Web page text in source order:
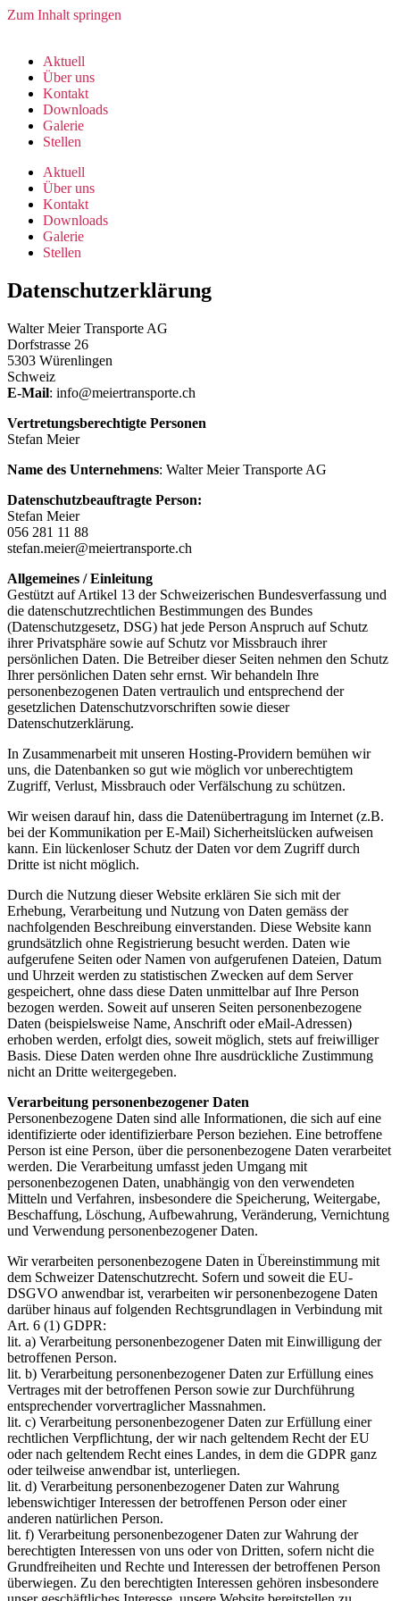
Zum Inhalt springen
Aktuell
Über uns
Kontakt
Downloads
Galerie
Stellen
Aktuell
Über uns
Kontakt
Downloads
Galerie
Stellen
Datenschutzerklärung
Walter Meier Transporte AG
Dorfstrasse 26
5303 Würenlingen
Schweiz
E-Mail: info@meiertransporte.ch
Vertretungsberechtigte Personen
Stefan Meier
Name des Unternehmens: Walter Meier Transporte AG
Datenschutzbeauftragte Person:
Stefan Meier
056 281 11 88
stefan.meier@meiertransporte.ch
Allgemeines / Einleitung
Gestützt auf Artikel 13 der Schweizerischen Bundesverfassung und
die datenschutzrechtlichen Bestimmungen des Bundes
(Datenschutzgesetz, DSG) hat jede Person Anspruch auf Schutz
ihrer Privatsphäre sowie auf Schutz vor Missbrauch ihrer
persönlichen Daten. Die Betreiber dieser Seiten nehmen den Schutz
Ihrer persönlichen Daten sehr ernst. Wir behandeln Ihre
personenbezogenen Daten vertraulich und entsprechend der
gesetzlichen Datenschutzvorschriften sowie dieser
Datenschutzerklärung.
In Zusammenarbeit mit unseren Hosting-Providern bemühen wir
uns, die Datenbanken so gut wie möglich vor unberechtigtem
Zugriff, Verlust, Missbrauch oder Verfälschung zu schützen.
Wir weisen darauf hin, dass die Datenübertragung im Internet (z.B.
bei der Kommunikation per E-Mail) Sicherheitslücken aufweisen
kann. Ein lückenloser Schutz der Daten vor dem Zugriff durch
Dritte ist nicht möglich.
Durch die Nutzung dieser Website erklären Sie sich mit der
Erhebung, Verarbeitung und Nutzung von Daten gemäss der
nachfolgenden Beschreibung einverstanden. Diese Website kann
grundsätzlich ohne Registrierung besucht werden. Daten wie
aufgerufene Seiten oder Namen von aufgerufenen Dateien, Datum
und Uhrzeit werden zu statistischen Zwecken auf dem Server
gespeichert, ohne dass diese Daten unmittelbar auf Ihre Person
bezogen werden. Soweit auf unseren Seiten personenbezogene
Daten (beispielsweise Name, Anschrift oder eMail-Adressen)
erhoben werden, erfolgt dies, soweit möglich, stets auf freiwilliger
Basis. Diese Daten werden ohne Ihre ausdrückliche Zustimmung
nicht an Dritte weitergegeben.
Verarbeitung personenbezogener Daten
Personenbezogene Daten sind alle Informationen, die sich auf eine
identifizierte oder identifizierbare Person beziehen. Eine betroffene
Person ist eine Person, über die personenbezogene Daten verarbeitet
werden. Die Verarbeitung umfasst jeden Umgang mit
personenbezogenen Daten, unabhängig von den verwendeten
Mitteln und Verfahren, insbesondere die Speicherung, Weitergabe,
Beschaffung, Löschung, Aufbewahrung, Veränderung, Vernichtung
und Verwendung personenbezogener Daten.
Wir verarbeiten personenbezogene Daten in Übereinstimmung mit
dem Schweizer Datenschutzrecht. Sofern und soweit die EU-
DSGVO anwendbar ist, verarbeiten wir personenbezogene Daten
darüber hinaus auf folgenden Rechtsgrundlagen in Verbindung mit
Art. 6 (1) GDPR:
lit. a) Verarbeitung personenbezogener Daten mit Einwilligung der
betroffenen Person.
lit. b) Verarbeitung personenbezogener Daten zur Erfüllung eines
Vertrages mit der betroffenen Person sowie zur Durchführung
entsprechender vorvertraglicher Massnahmen.
lit. c) Verarbeitung personenbezogener Daten zur Erfüllung einer
rechtlichen Verpflichtung, der wir nach geltendem Recht der EU
oder nach geltendem Recht eines Landes, in dem die GDPR ganz
oder teilweise anwendbar ist, unterliegen.
lit. d) Verarbeitung personenbezogener Daten zur Wahrung
lebenswichtiger Interessen der betroffenen Person oder einer
anderen natürlichen Person.
lit. f) Verarbeitung personenbezogener Daten zur Wahrung der
berechtigten Interessen von uns oder von Dritten, sofern nicht die
Grundfreiheiten und Rechte und Interessen der betroffenen Person
überwiegen. Zu den berechtigten Interessen gehören insbesondere